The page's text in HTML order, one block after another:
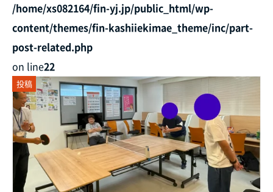
/home/xs082164/fin-yj.jp/public_html/wp-
content/themes/fin-kashiiekimae_theme/inc/part-
post-related.php
on line22
投稿